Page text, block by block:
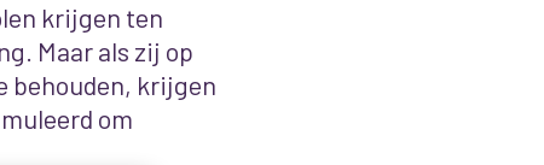
krijgen ten
Maar als zij op
behouden, krijgen
om